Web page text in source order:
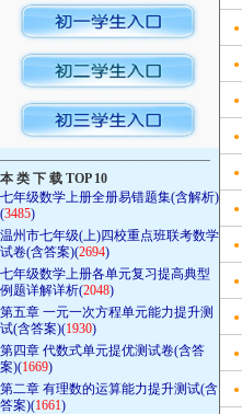
————————————————
本 类 下 载 TOP 10
七年级数学上册全册易错题集(含解析)
(3485)
温州市七年级(上)四校重点班联考数学
试卷(含答案)(2694)
七年级数学上册各单元复习提高典型
例题详解详析(2048)
第五章 一元一次方程单元能力提升测
试(含答案)(1930)
第四章 代数式单元提优测试卷(含答
案)(1669)
第二章 有理数的运算能力提升测试(含
答案)(1661)
●
●
●
●
●
●
●
●
●
●
●